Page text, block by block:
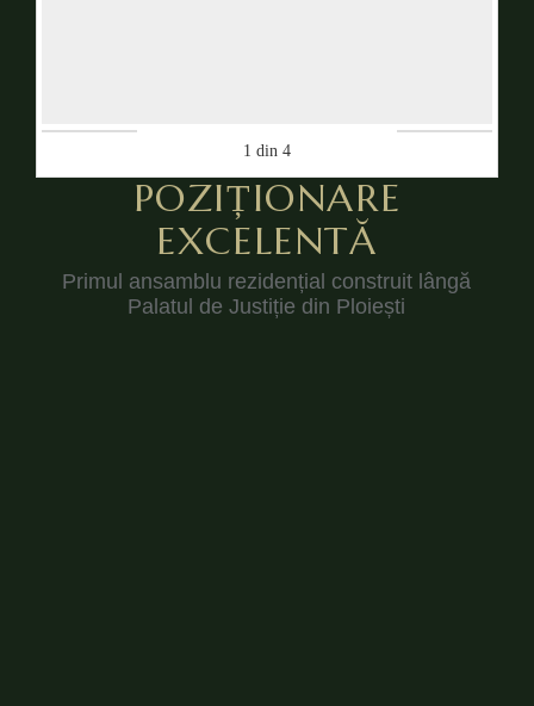
1 din 4
POZIȚIONARE
EXCELENTĂ
Primul ansamblu rezidențial construit lângă
Palatul de Justiție din Ploiești